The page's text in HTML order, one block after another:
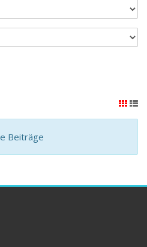
Beiträge